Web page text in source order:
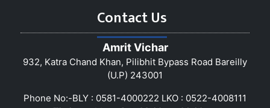
Contact Us
Amrit Vichar
932, Katra Chand Khan, Pilibhit Bypass Road Bareilly
(U.P) 243001
Phone No:-BLY : 0581-4000222 LKO : 0522-4008111